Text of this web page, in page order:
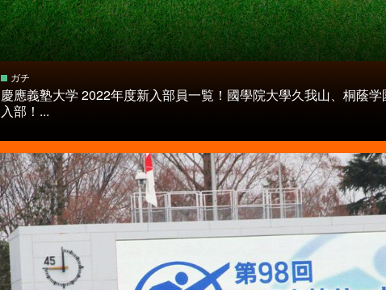
ガチ
慶應義塾大学 2022年度新入部員一覧！國學院大學久我山、桐蔭学
入部！...